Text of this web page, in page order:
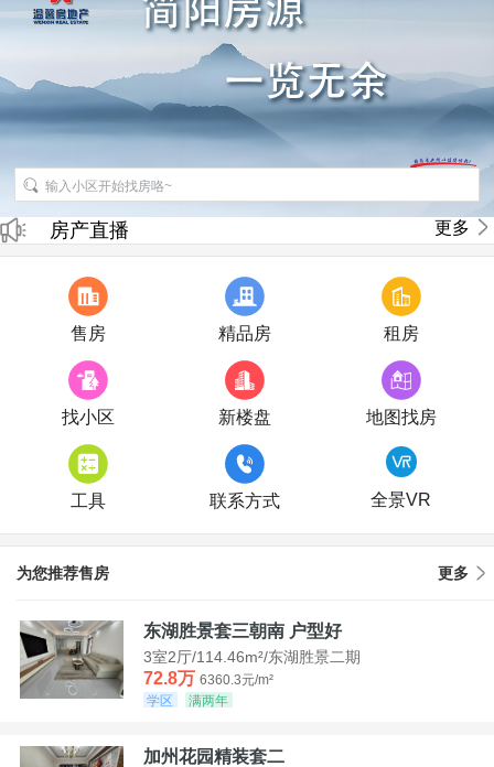
招聘房产销售经纪人
房产直播 更多
售房 精品房 租房
找小区 新楼盘 地图找房
工具 联系方式 全景VR
为您推荐售房 更多
东湖胜景套三朝南 户型好
3室2厅/114.46m²/东湖胜景二期
72.8万 6360.3元/m²
学区
满两年
加州花园精装套二